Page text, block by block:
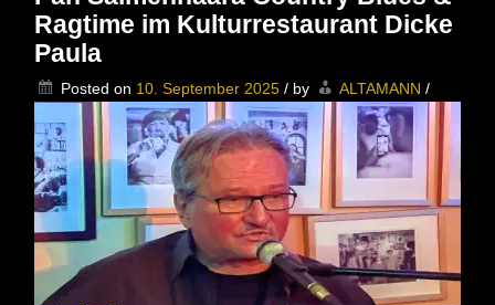
&
Country-
der
Dicken
Paula
Ragtime im Kulturrestaurant Dicke
Paula
Posted on 10. September 2025 / by ALTAMANN /